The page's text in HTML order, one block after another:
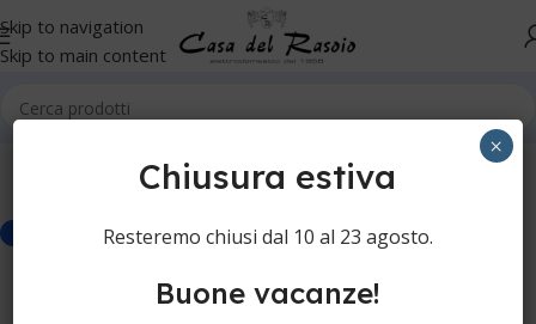
Skip to navigation
Skip to main content
Chiusura estiva
Resteremo chiusi dal 10 al 23 agosto.
Buone vacanze!
×